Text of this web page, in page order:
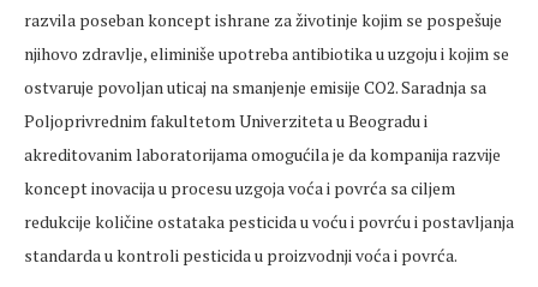
razvila poseban koncept ishrane za životinje kojim se pospešuje
njihovo zdravlje, eliminiše upotreba antibiotika u uzgoju i kojim se
ostvaruje povoljan uticaj na smanjenje emisije CO2. Saradnja sa
Poljoprivrednim fakultetom Univerziteta u Beogradu i
akreditovanim laboratorijama omogućila je da kompanija razvije
koncept inovacija u procesu uzgoja voća i povrća sa ciljem
redukcije količine ostataka pesticida u voću i povrću i postavljanja
standarda u kontroli pesticida u proizvodnji voća i povrća.